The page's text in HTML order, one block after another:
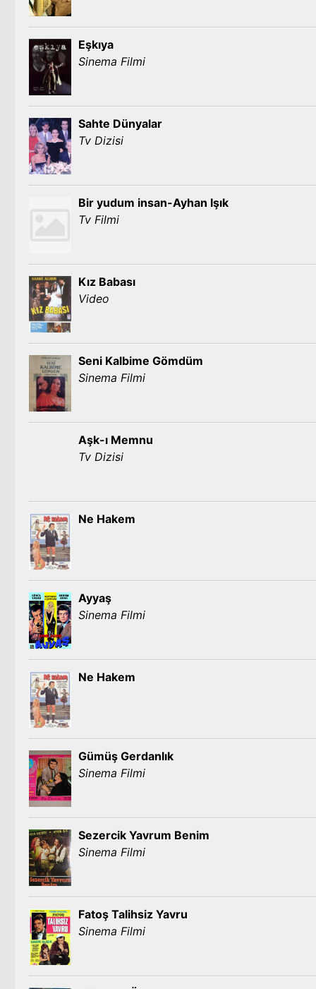
Eşkıya
Sinema Filmi
Sahte Dünyalar
Tv Dizisi
Bir yudum insan-Ayhan Işık
Tv Filmi
Kız Babası
Video
Seni Kalbime Gömdüm
Sinema Filmi
Aşk-ı Memnu
Tv Dizisi
Ne Hakem
Ayyaş
Sinema Filmi
Ne Hakem
Gümüş Gerdanlık
Sinema Filmi
Sezercik Yavrum Benim
Sinema Filmi
Fatoş Talihsiz Yavru
Sinema Filmi